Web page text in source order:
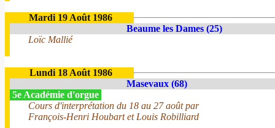
Mardi 19 Août 1986
Beaume les Dames (25)
Loïc Mallié
Lundi 18 Août 1986
Masevaux (68)
5e Académie d'orgue
Cours d'interprétation du 18 au 27 août par
François-Henri Houbart et Louis Robilliard